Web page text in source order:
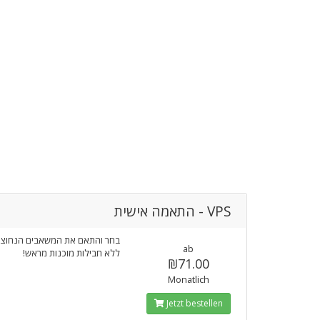
VPS - התאמה אישית
בחר והתאם את המשאבים
ללא חבילות מוכנות מראש!
ab
₪71.00
Monatlich
Jetzt bestellen